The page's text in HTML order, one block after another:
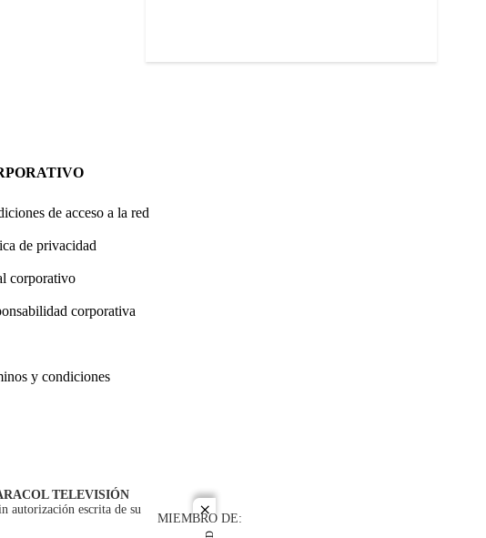
close
de acceso a la red
de privacidad
corporativo
corporativa
y condiciones
TELEVISIÓN
autorización escrita de su
MIEMBRO DE: